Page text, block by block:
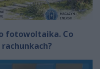
fotowoltaika. Co